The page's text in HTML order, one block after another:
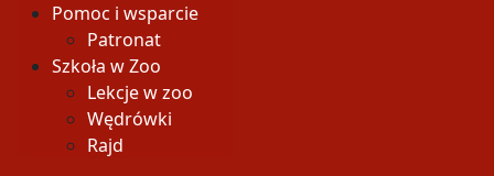
Pomoc i wsparcie
Patronat
Szkoła w Zoo
Lekcje w zoo
Wędrówki
Rajd